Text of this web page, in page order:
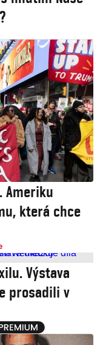
Ameriku
která chce
Výstava
prosadili v